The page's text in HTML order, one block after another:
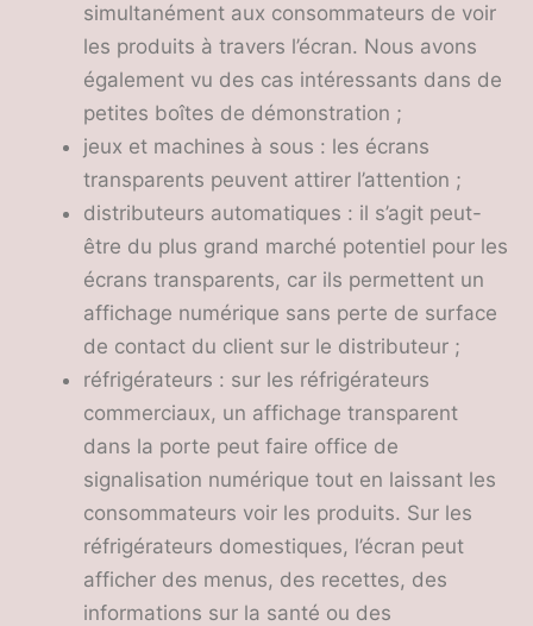
simultanément aux consommateurs de voir
les produits à travers l’écran. Nous avons
également vu des cas intéressants dans de
petites boîtes de démonstration ;
jeux et machines à sous : les écrans
transparents peuvent attirer l’attention ;
distributeurs automatiques : il s’agit peut-
être du plus grand marché potentiel pour les
écrans transparents, car ils permettent un
affichage numérique sans perte de surface
de contact du client sur le distributeur ;
réfrigérateurs : sur les réfrigérateurs
commerciaux, un affichage transparent
dans la porte peut faire office de
signalisation numérique tout en laissant les
consommateurs voir les produits. Sur les
réfrigérateurs domestiques, l’écran peut
afficher des menus, des recettes, des
informations sur la santé ou des